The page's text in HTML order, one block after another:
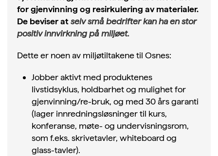
for gjenvinning og resirkulering av materialer.
De beviser atselv små bedrifter kan ha en stor
positiv innvirkning på miljøet.
Dette er noen av miljøtiltakene til Osnes:
Jobber aktivt med produktenes
livstidsyklus, holdbarhet og mulighet for
gjenvinning/re-bruk, og med 30 års garanti
(lager innredningsløsninger til kurs,
konferanse, møte- og undervisningsrom,
som f.eks. skrivetavler, whiteboard og
glass-tavler).